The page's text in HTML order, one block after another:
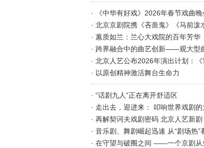
· 《中华有好戏》2026年春节戏曲
· 北京京剧院携《吝啬鬼》《马前泼
· 蕙质如兰：兰心大戏院的百年芳华
· 跨界融合中的曲艺创新——观大型
· 北京人艺公布2026年演出计划：
· 以原创精神激活舞台生命力
· “话剧九人”正在离开舒适区
· 走出去，迎进来： 叩响世界戏剧
· 再解契诃夫戏剧密码 北京人艺新
· 音乐剧、舞剧崛起迅速 从“剧场热”
· 在守望与破圈之间 ——一个京剧从